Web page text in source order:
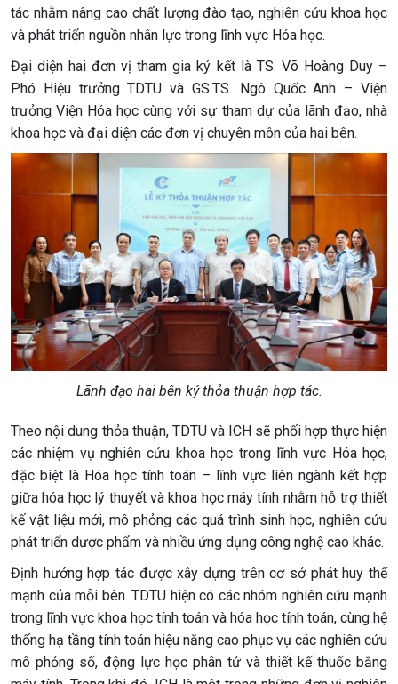
tác nhằm nâng cao chất lượng đào tạo, nghiên cứu khoa học
và phát triển nguồn nhân lực trong lĩnh vực Hóa học.
Đại diện hai đơn vị tham gia ký kết là TS. Võ Hoàng Duy –
Phó Hiệu trưởng TDTU và GS.TS. Ngô Quốc Anh – Viện
trưởng Viện Hóa học cùng với sự tham dự của lãnh đạo, nhà
khoa học và đại diện các đơn vị chuyên môn của hai bên.
Lãnh đạo hai bên ký thỏa thuận hợp tác.
Theo nội dung thỏa thuận, TDTU và ICH sẽ phối hợp thực hiện
các nhiệm vụ nghiên cứu khoa học trong lĩnh vực Hóa học,
đặc biệt là Hóa học tính toán – lĩnh vực liên ngành kết hợp
giữa hóa học lý thuyết và khoa học máy tính nhằm hỗ trợ thiết
kế vật liệu mới, mô phỏng các quá trình sinh học, nghiên cứu
phát triển dược phẩm và nhiều ứng dụng công nghệ cao khác.
Định hướng hợp tác được xây dựng trên cơ sở phát huy thế
mạnh của mỗi bên. TDTU hiện có các nhóm nghiên cứu mạnh
trong lĩnh vực khoa học tính toán và hóa học tính toán, cùng hệ
thống hạ tầng tính toán hiệu năng cao phục vụ các nghiên cứu
mô phỏng số, động lực học phân tử và thiết kế thuốc bằng